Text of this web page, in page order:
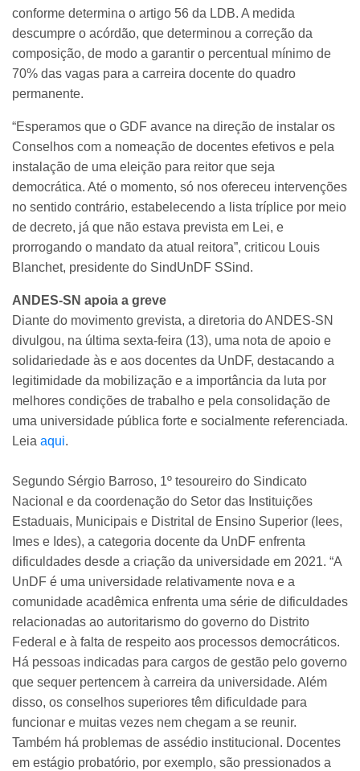
conforme determina o artigo 56 da LDB. A medida
descumpre o acórdão, que determinou a correção da
composição, de modo a garantir o percentual mínimo de
70% das vagas para a carreira docente do quadro
permanente.
“Esperamos que o GDF avance na direção de instalar os
Conselhos com a nomeação de docentes efetivos e pela
instalação de uma eleição para reitor que seja
democrática. Até o momento, só nos ofereceu intervenções
no sentido contrário, estabelecendo a lista tríplice por meio
de decreto, já que não estava prevista em Lei, e
prorrogando o mandato da atual reitora”, criticou Louis
Blanchet, presidente do SindUnDF SSind.
ANDES-SN apoia a greve
Diante do movimento grevista, a diretoria do ANDES-SN
divulgou, na última sexta-feira (13), uma nota de apoio e
solidariedade às e aos docentes da UnDF, destacando a
legitimidade da mobilização e a importância da luta por
melhores condições de trabalho e pela consolidação de
uma universidade pública forte e socialmente referenciada.
Leia aqui.
Segundo Sérgio Barroso, 1º tesoureiro do Sindicato
Nacional e da coordenação do Setor das Instituições
Estaduais, Municipais e Distrital de Ensino Superior (Iees,
Imes e Ides), a categoria docente da UnDF enfrenta
dificuldades desde a criação da universidade em 2021. “A
UnDF é uma universidade relativamente nova e a
comunidade acadêmica enfrenta uma série de dificuldades
relacionadas ao autoritarismo do governo do Distrito
Federal e à falta de respeito aos processos democráticos.
Há pessoas indicadas para cargos de gestão pelo governo
que sequer pertencem à carreira da universidade. Além
disso, os conselhos superiores têm dificuldade para
funcionar e muitas vezes nem chegam a se reunir.
Também há problemas de assédio institucional. Docentes
em estágio probatório, por exemplo, são pressionados a